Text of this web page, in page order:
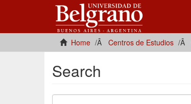
Home Centros de Estudios
Search